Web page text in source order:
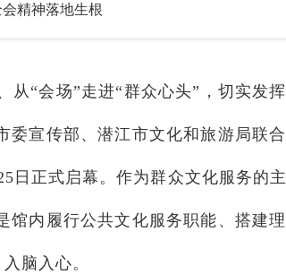
精神落地生根
从“会场”走进“群众心头”，切实发
宣传部、潜江市文化和旅游局联合
日正式启幕。作为群众文化服务的主
馆内履行公共文化服务职能、搭建
脑入心。